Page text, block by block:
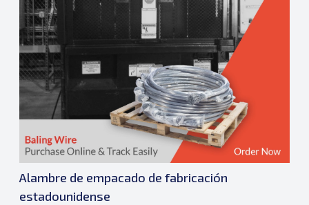
Alambre de empacado de fabricación
estadounidense